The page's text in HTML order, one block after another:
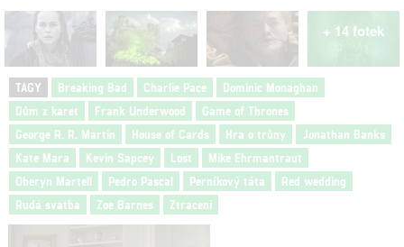
+ 14 fotek
TAGY Breaking Bad Charlie Pace
Dominic Monaghan
Dům z karet
Frank Underwood
Game of Thrones
George R. R. Martin
House of Cards Hra o trůny
Jonathan Banks
Kate Mara
Kevin Sapcey Lost
Mike Ehrmantraut
Oberyn Martell
Pedro Pascal Perníkový táta
Red wedding
Rudá svatba
Zoe Barnes Ztraceni